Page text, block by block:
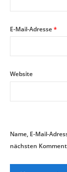
E-Mail-Adresse*
Website
Name, E-Mail-
nächsten